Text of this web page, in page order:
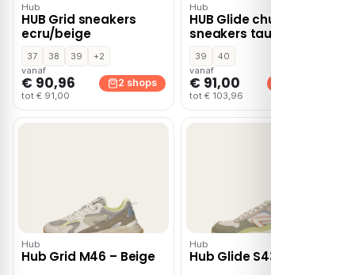
Hub
HUB Grid sneakers
ecru/beige
37 38 39
+2
vanaf
€ 90,96
tot € 91,00
2 shops
Hub
HUB Glide chunky
sneakers taupe/ecru
39
40
vanaf
€ 91,00
tot € 103,96
Hub
Hub Grid M46 – Beige
Hub
Hub Glide S43 – Groen